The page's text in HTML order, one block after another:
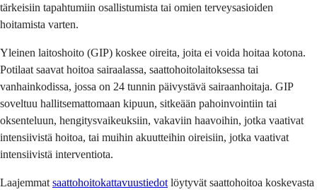
tärkeisiin tapahtumiin osallistumista tai omien terveysasioiden
hoitamista varten.
Yleinen laitoshoito (GIP) koskee oireita, joita ei voida hoitaa kotona.
Potilaat saavat hoitoa sairaalassa, saattohoitolaitoksessa tai
vanhainkodissa, jossa on 24 tunnin päivystävä sairaanhoitaja. GIP
soveltuu hallitsemattomaan kipuun, sitkeään pahoinvointiin tai
oksenteluun, hengitysvaikeuksiin, vakaviin haavoihin, jotka vaativat
intensiivistä hoitoa, tai muihin akuutteihin oireisiin, jotka vaativat
intensiivistä interventiota.
Laajemmat saattohoitokattavuustiedot löytyvät saattohoitoa koskevasta